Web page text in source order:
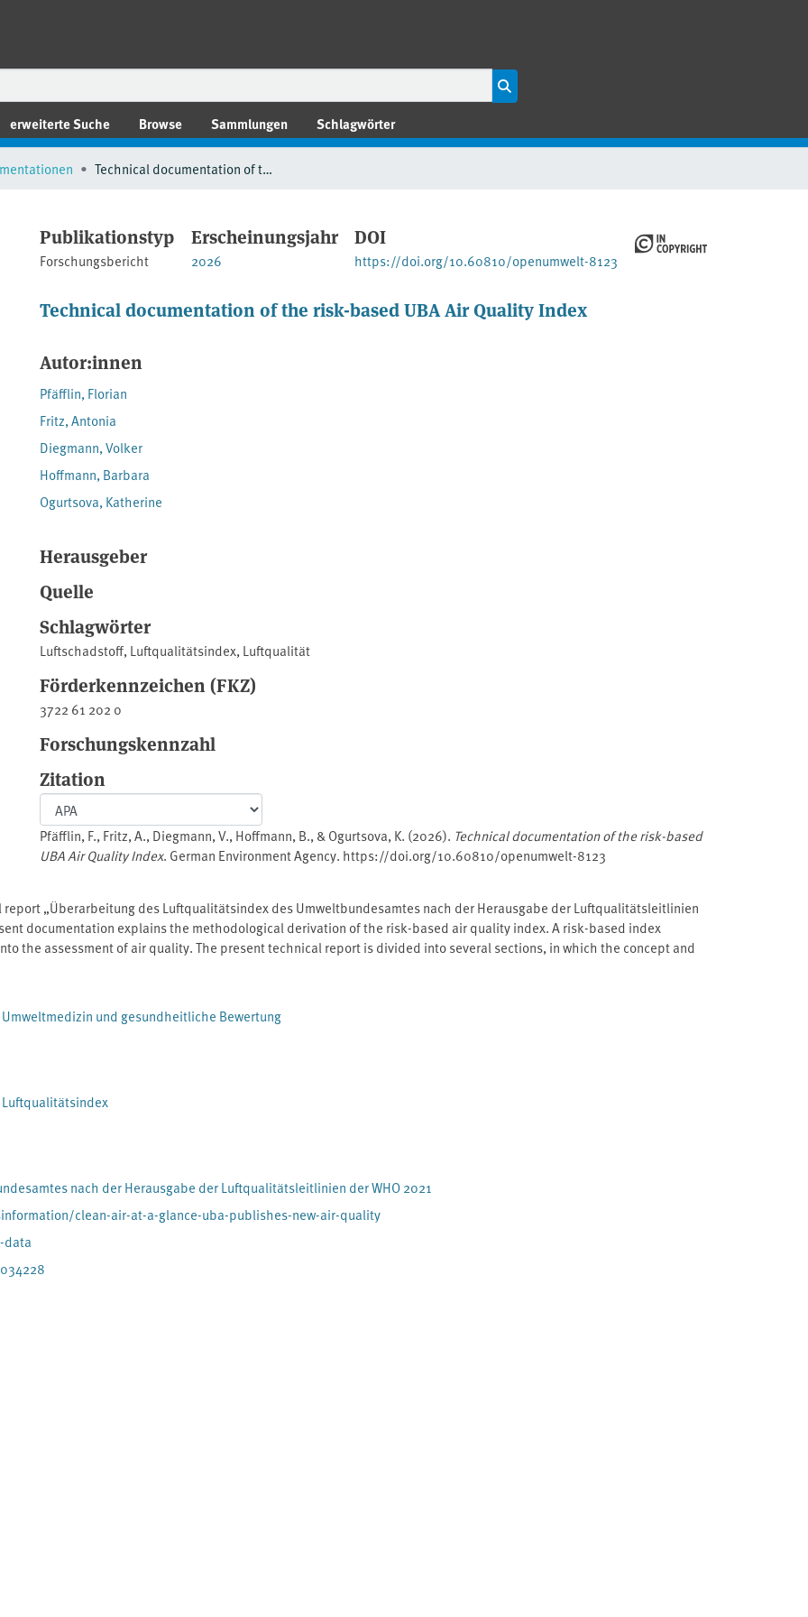
erweiterte Suche Browse Sammlungen Schlagwörter
Technical documentation of the risk-based UBA Air Quality Index
Publikationstyp
Forschungsbericht
Erscheinungsjahr
2026
DOI
https://doi.org/10.60810/openumwelt-8123
Technical documentation of the risk-based UBA Air Quality Index
Autor:innen
Pfäfflin, Florian
Fritz, Antonia
Diegmann, Volker
Hoffmann, Barbara
Ogurtsova, Katherine
Herausgeber
Quelle
Schlagwörter
Luftschadstoff, Luftqualitätsindex, Luftqualität
Förderkennzeichen (FKZ)
3722 61 202 0
Forschungskennzahl
Zitation
Pfäfflin, F., Fritz, A., Diegmann, V., Hoffmann, B., & Ogurtsova, K. (2026). Technical documentation of the risk-based
UBA Air Quality Index. German Environment Agency. https://doi.org/10.60810/openumwelt-8123
„Überarbeitung des Luftqualitätsindex des Umweltbundesamtes nach der Herausgabe der Luftqualitätsleitlinien
documentation explains the methodological derivation of the risk-based air quality index. A risk-based index
the assessment of air quality. The present technical report is divided into several sections, in which the concept and
und gesundheitliche Bewertung
nach der Herausgabe der Luftqualitätsleitlinien der WHO 2021
clean-air-at-a-glance-uba-publishes-new-air-quality